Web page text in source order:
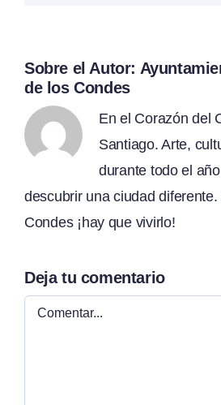
Sobre el Autor:
de los Condes
En el Corazón del
Santiago. Arte,
durante todo el
descubrir una ciudad
Condes ¡hay que vivirlo!
Deja tu comentario
Comentar